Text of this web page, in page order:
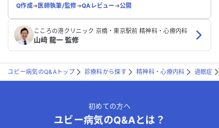
Q作成➔医師執筆/監修➔QAレビュー➔公開
こころの港クリニック 京橋・東京駅前 精神科・心療内科
山﨑 龍一 監修
ユビー病気のQ&Aトップ 診療科から探す 精神科・心療内科 過眠症
初めての方へ
ユビー病気のQ&Aとは？